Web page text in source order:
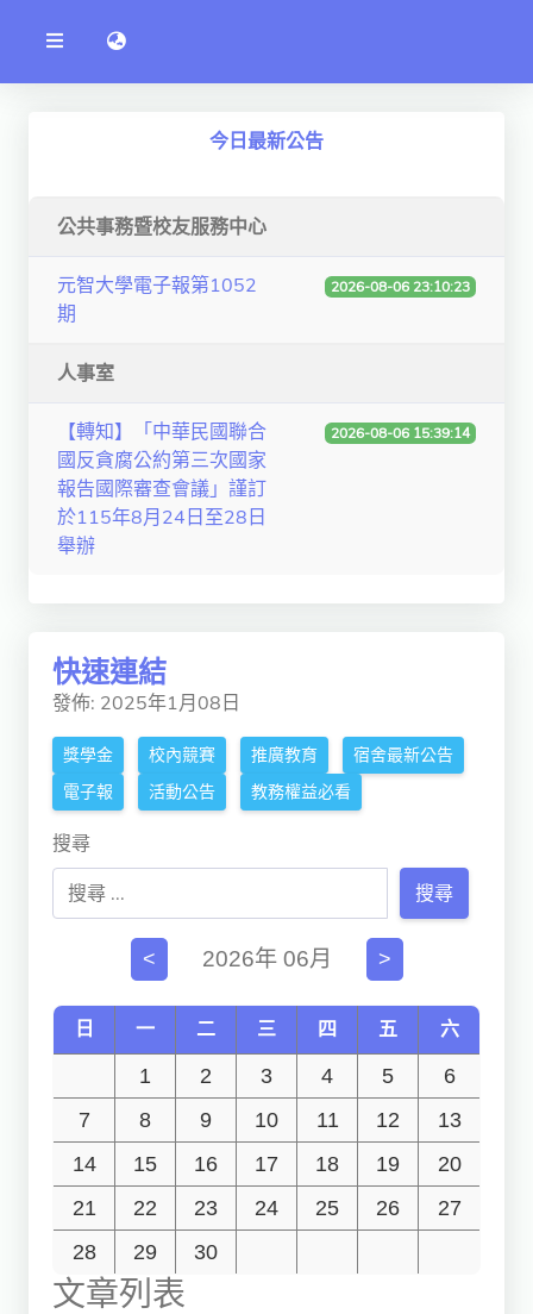
公
告
系
資訊學院
人文社社會學院
電機通訊學院
研究中心
通識教學部
獨立學術單位
語言切換 language switch
今日最新公告
公共事務暨校友服務中心
元智大學電子報第1052
期
2026-08-06 23:10:23
人事室
【轉知】「中華民國聯合
國反貪腐公約第三次國家
報告國際審查會議」謹訂
於115年8月24日至28日
舉辦
2026-08-06 15:39:14
快速連結
發佈: 2025年1月08日
獎學金 校內競賽 推廣教育
宿舍最新公告
電子報
活動公告 教務權益必看
搜尋
搜尋
< 2026年 06月 >
日 一 二 三 四 五 六
1 2 3 4 5
6
7
8 9 10 11 12
13
14
15 16 17 18 19
20
21
22 23 24 25 26
27
28
29 30
文章列表